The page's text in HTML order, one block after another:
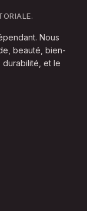
Nous
beauté, bien-
et le